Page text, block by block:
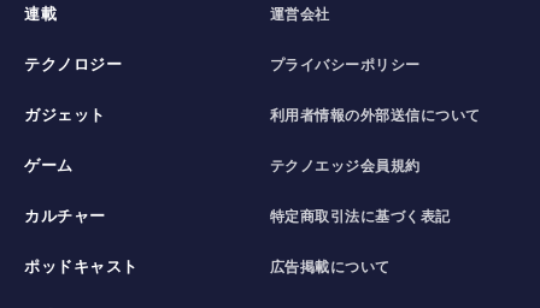
連載
テクノロジー
ガジェット
ゲーム
カルチャー
ポッドキャスト
運営会社
プライバシーポリシー
利用者情報の外部送信について
テクノエッジ会員規約
特定商取引法に基づく表記
広告掲載について